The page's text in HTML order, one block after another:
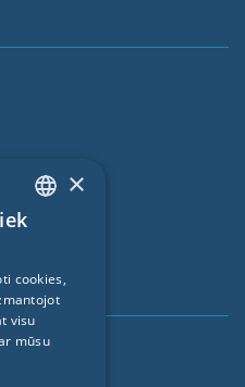
ENGLISH
FRENCH
CZECH
×
cookies,
visu
mūsu